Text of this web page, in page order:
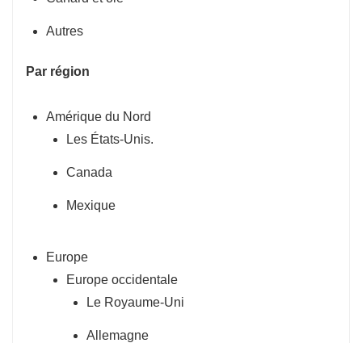
Autres
Par région
Amérique du Nord
Les États-Unis.
Canada
Mexique
Europe
Europe occidentale
Le Royaume-Uni
Allemagne